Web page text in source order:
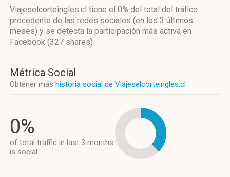
Viajeselcorteingles.cl tiene el 0% del total del tráfico
procedente de las redes sociales (en los 3 últimos
meses) y se detecta la participación más activa en
Facebook (327 shares)
Métrica Social
Obtener más historia social de Viajeselcorteingles.cl
0%
of total traffic in last 3 months
is social